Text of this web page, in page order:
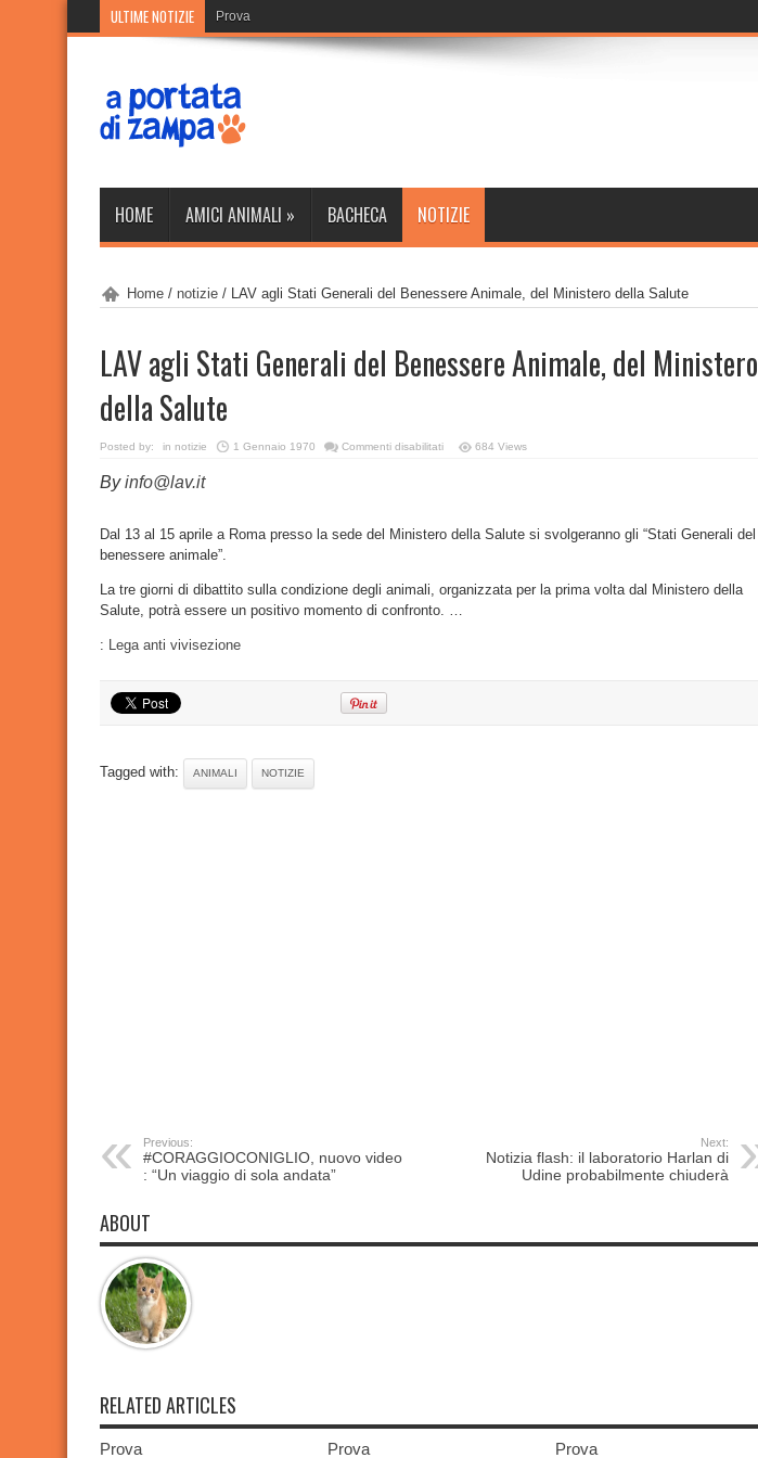
ULTIME NOTIZIE Prova
HOME AMICI ANIMALI » BACHECA NOTIZIE
Home / notizie / LAV agli Stati Generali del Benessere Animale, del Ministero della Salute
LAV agli Stati Generali del Benessere Animale, del Ministero
della Salute
Posted by: in notizie 1 Gennaio 1970 Commenti disabilitatisu
Animale,
del
684 Views
Byinfo@lav.it
Dal 13 al 15 aprile a Roma presso la sede del Ministero della Salute si svolgeranno gli “Stati Generali del
benessere animale”.
La tre giorni di dibattito sulla condizione degli animali, organizzata per la prima volta dal Ministero della
Salute, potrà essere un positivo momento di confronto. …
: Lega anti vivisezione
Tagged with: ANIMALI NOTIZIE
Previous:
#CORAGGIOCONIGLIO, nuovo video
: “Un viaggio di sola andata”
Next:
Notizia flash: il laboratorio Harlan di
Udine probabilmente chiuderà
ABOUT
RELATED ARTICLES
Prova Prova Prova